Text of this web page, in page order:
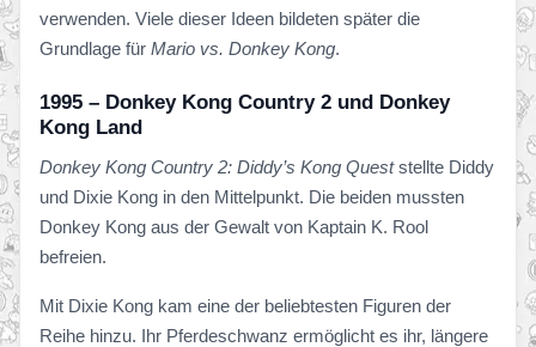
verwenden. Viele dieser Ideen bildeten später die
Grundlage für Mario vs. Donkey Kong.
1995 – Donkey Kong Country 2 und Donkey
Kong Land
Donkey Kong Country 2: Diddy’s Kong Queststellte Diddy
und Dixie Kong in den Mittelpunkt. Die beiden mussten
Donkey Kong aus der Gewalt von Kaptain K. Rool
befreien.
Mit Dixie Kong kam eine der beliebtesten Figuren der
Reihe hinzu. Ihr Pferdeschwanz ermöglicht es ihr, längere